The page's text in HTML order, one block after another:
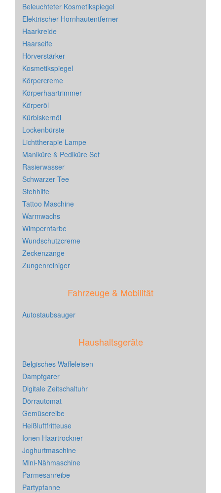
Beleuchteter Kosmetikspiegel
Elektrischer Hornhautentferner
Haarkreide
Haarseife
Hörverstärker
Kosmetikspiegel
Körpercreme
Körperhaartrimmer
Körperöl
Kürbiskernöl
Lockenbürste
Lichttherapie Lampe
Maniküre & Pediküre Set
Rasierwasser
Schwarzer Tee
Stehhilfe
Tattoo Maschine
Warmwachs
Wimpernfarbe
Wundschutzcreme
Zeckenzange
Zungenreiniger
Fahrzeuge & Mobilität
Autostaubsauger
Haushaltsgeräte
Belgisches Waffeleisen
Dampfgarer
Digitale Zeitschaltuhr
Dörrautomat
Gemüsereibe
Heißluftfritteuse
Ionen Haartrockner
Joghurtmaschine
Mini-Nähmaschine
Parmesanreibe
Partypfanne